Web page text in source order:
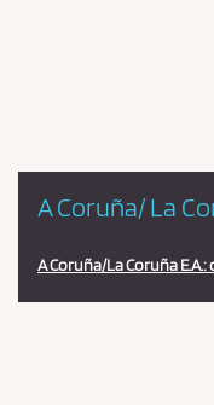
A Coruña/ La
A Coruña/La Coruña